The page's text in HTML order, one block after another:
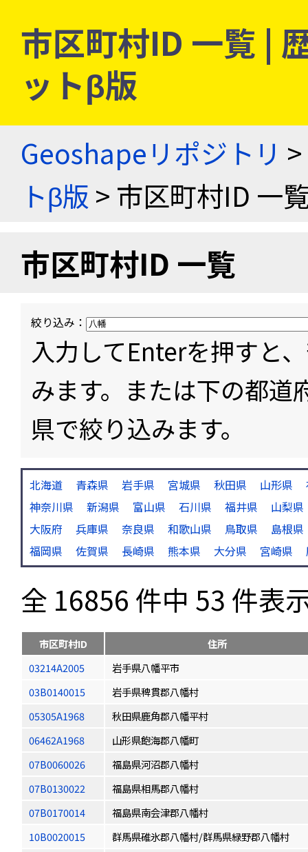
市区町村ID 一覧 |
ットβ版
Geoshapeリポジトリ >
トβ版 > 市区町村ID 一
市区町村ID 一覧
絞り込み：
入力してEnterを押すと
みます。または下の都道
県で絞り込みます。
北海道 青森県 岩手県 宮城県 秋田県 山形県
神奈川県
新潟県 富山県 石川県 福井県
山梨県
大阪府
兵庫県 奈良県 和歌山県 鳥取県
島根県
福岡県
佐賀県 長崎県 熊本県 大分県 宮崎県
全 16856 件中 53 件表
市区町村ID
住所
03214A2005
岩手県八幡平市
03B0140015
岩手県稗貫郡八幡村
05305A1968
秋田県鹿角郡八幡平村
06462A1968
山形県飽海郡八幡町
07B0060026
福島県河沼郡八幡村
07B0130022
福島県相馬郡八幡村
07B0170014
福島県南会津郡八幡村
10B0020015
群馬県碓氷郡八幡村/群馬県緑野郡八幡村